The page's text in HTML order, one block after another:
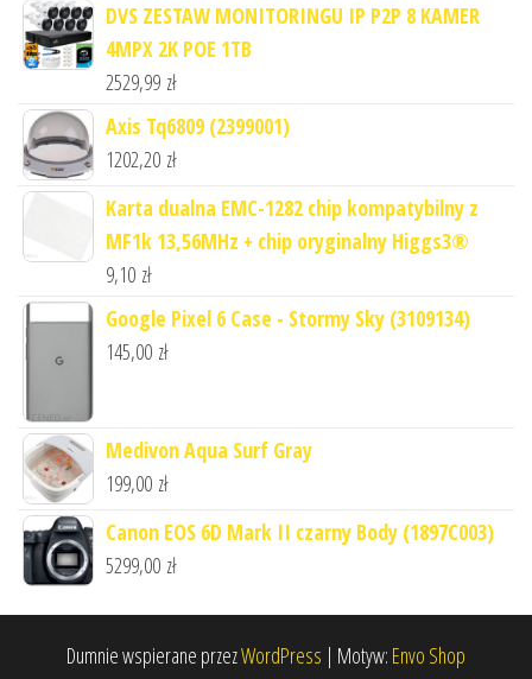
DVS ZESTAW MONITORINGU IP P2P 8 KAMER
4MPX 2K POE 1TB
2529,99 zł
Axis Tq6809 (2399001)
1202,20 zł
Karta dualna EMC-1282 chip kompatybilny z
MF1k 13,56MHz + chip oryginalny Higgs3®
9,10 zł
Google Pixel 6 Case - Stormy Sky (3109134)
145,00 zł
Medivon Aqua Surf Gray
199,00 zł
Canon EOS 6D Mark II czarny Body (1897C003)
5299,00 zł
Dumnie wspierane przezWordPress | Motyw: Envo Shop